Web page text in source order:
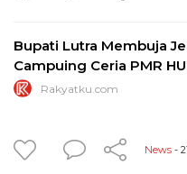
Bupati Lutra Membuja
Campuing Ceria PMR
Rakyatku.com
News -